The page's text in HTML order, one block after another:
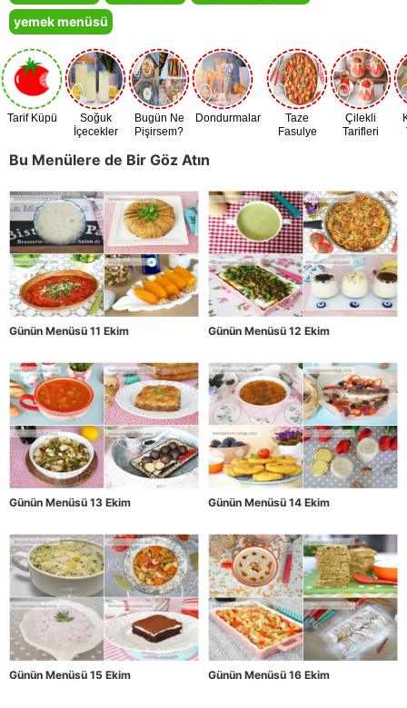
yemek menüsü
Tarif Küpü
Soğuk
İçecekler
Bugün Ne
Pişirsem?
Dondurmalar
Taze
Fasulye
Çilekli
Tarifleri
Bu Menülere de Bir Göz Atın
Günün Menüsü 11 Ekim Günün Menüsü 12 Ekim
Günün Menüsü 13 Ekim Günün Menüsü 14 Ekim
Günün Menüsü 15 Ekim Günün Menüsü 16 Ekim